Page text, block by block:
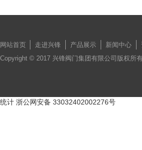
网站首页 走进兴锋 产品展示 新闻中心
Copyright © 2017 兴锋阀门集团有限公司版权
统计 浙公网安备 33032402002276号